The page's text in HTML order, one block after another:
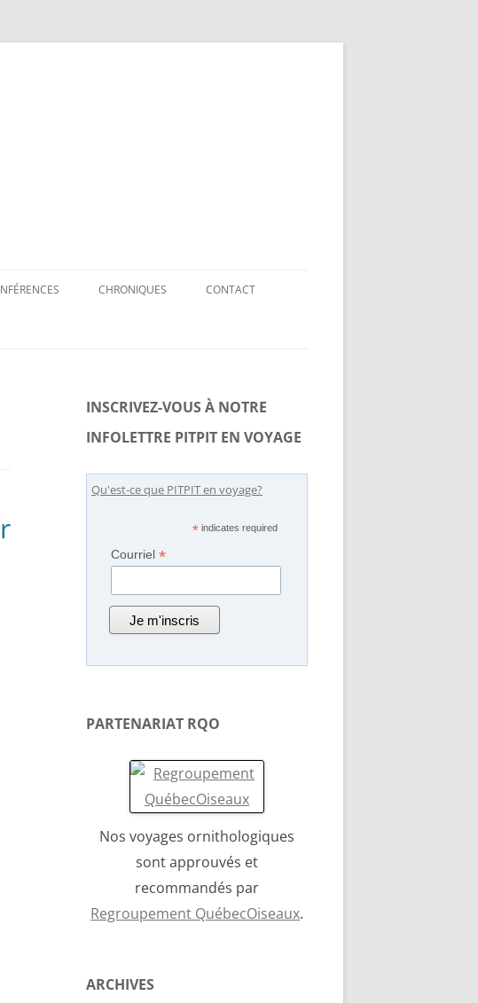
Serge Beaudette
CHRONIQUES
CHRONIQUES RADIO-CANADA
CHRONIQUES ÉTHOLOGIQUES
CONTACT
INSCRIVEZ-VOUS À NOTRE
INFOLETTRE PITPIT EN VOYAGE
Qu'est-ce que PITPIT en voyage?
* indicates required
Courriel *
PARTENARIAT RQO
Nos voyages ornithologiques
sont approuvés et
recommandés par
Regroupement QuébecOiseaux.
ARCHIVES